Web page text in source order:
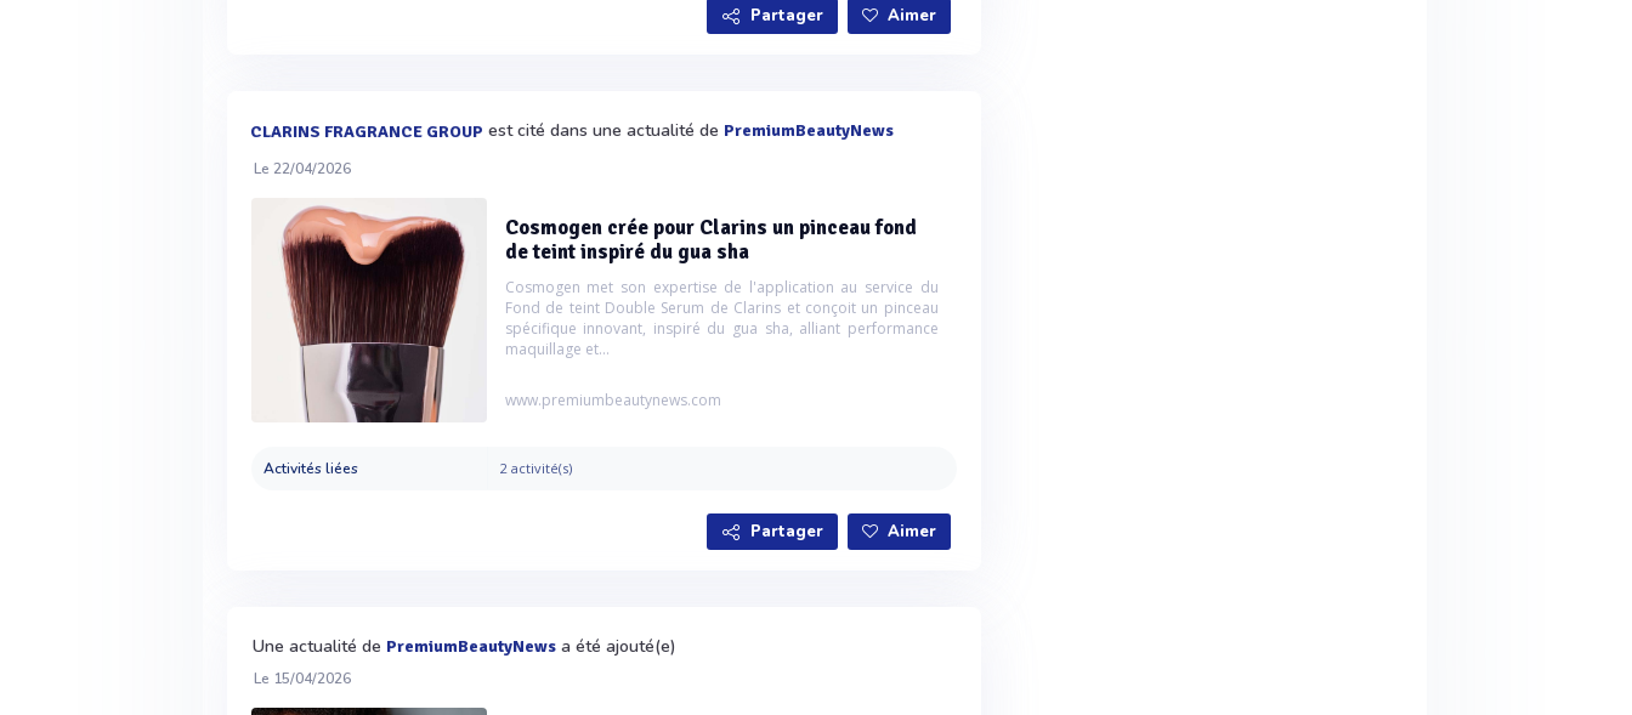
Partager Aimer
CLARINS FRAGRANCE GROUP est cité dans une actualité de PremiumBeautyNews
Le 22/04/2026
Cosmogen crée pour Clarins un pinceau fond
de teint inspiré du gua sha
Cosmogen met son expertise de l'application au service du
Fond de teint Double Serum de Clarins et conçoit un pinceau
spécifique innovant, inspiré du gua sha, alliant performance
maquillage et...
www.premiumbeautynews.com
Activités liées 2 activité(s)
Partager Aimer
Une actualité de PremiumBeautyNews a été ajouté(e)
Le 15/04/2026